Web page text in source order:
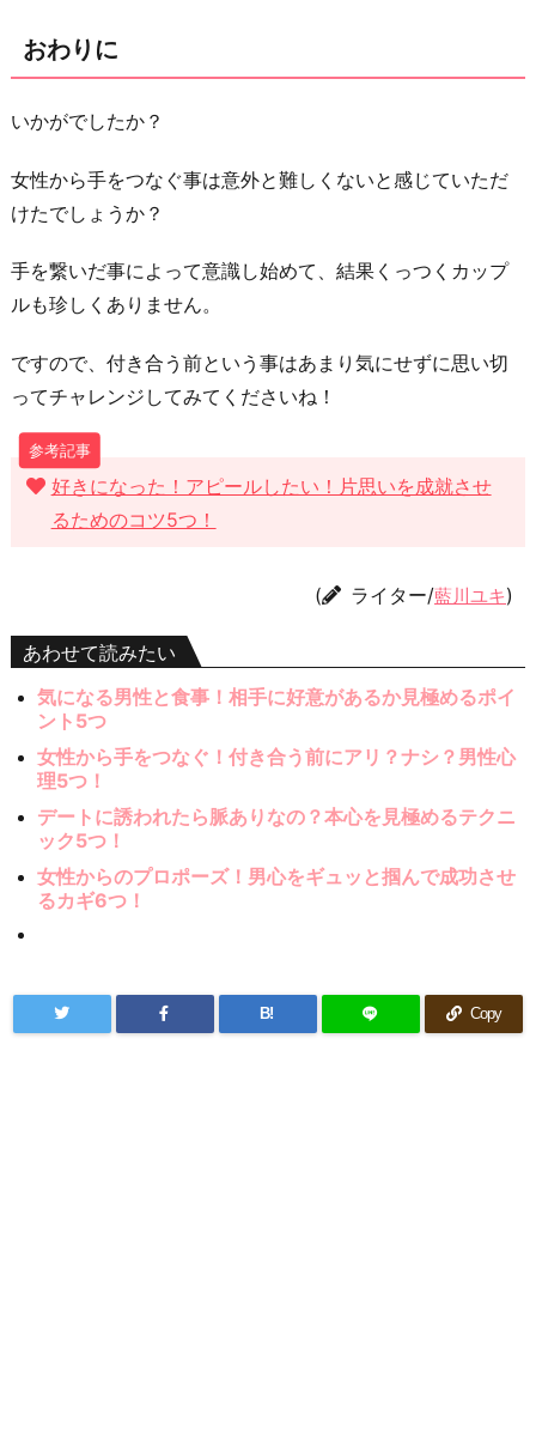
おわりに
いかがでしたか？
女性から手をつなぐ事は意外と難しくないと感じていただ
けたでしょうか？
手を繋いだ事によって意識し始めて、結果くっつくカップ
ルも珍しくありません。
ですので、付き合う前という事はあまり気にせずに思い切
ってチャレンジしてみてくださいね！
好きになった！アピールしたい！片思いを成就させ
るためのコツ5つ！
( ライター/藍川ユキ)
あわせて読みたい
気になる男性と食事！相手に好意があるか見極めるポイ
ント5つ
女性から手をつなぐ！付き合う前にアリ？ナシ？男性心
理5つ！
デートに誘われたら脈ありなの？本心を見極めるテクニ
ック5つ！
女性からのプロポーズ！男心をギュッと掴んで成功させ
るカギ6つ！
B! Copy